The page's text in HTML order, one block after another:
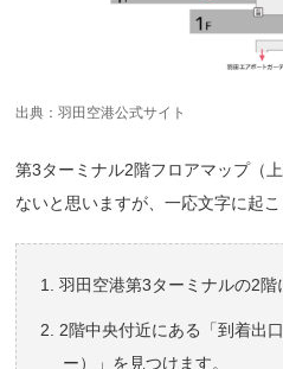
出典：羽田空港公式サイト
第3ターミナル2階フロアマップ（
ないと思いますが、一応文字に起こ
羽田空港第3ターミナルの2階
2階中央付近にある「到着出
ー）」を見つけます。